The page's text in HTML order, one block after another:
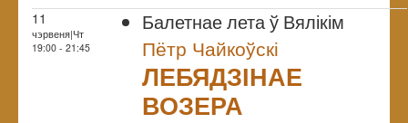
11
чэрвеня|Чт
19:00 - 21:45
Балетнае лета ў Вялікім
Пётр Чайкоўскі
ЛЕБЯДЗІНАЕ
ВОЗЕРА